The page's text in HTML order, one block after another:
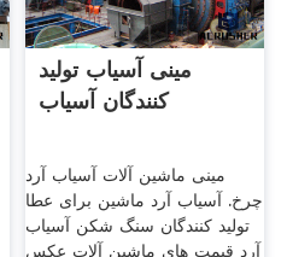
مینی آسیاب تولید
کنندگان آسیاب
مینی ماشین آلات آسیاب آرد
چرخ. آسیاب آرد ماشین برای عطا
تولید کنندگان سنگ شکن آسیاب
آرد قیمت های ماشین آلات عکس